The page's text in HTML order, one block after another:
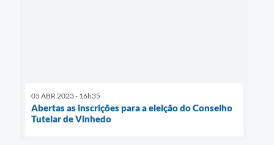
05 ABR 2023 - 16h35
Abertas as inscrições para a eleição do Conselho
Tutelar de Vinhedo